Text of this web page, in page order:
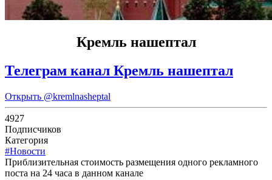
Кремль нашептал
Телеграм канал Кремль нашептал
Открыть @kremlnasheptal
4927
Подписчиков
Категория
#Новости
Приблизительная стоимость размещения одного рекламного
поста на 24 часа в данном канале